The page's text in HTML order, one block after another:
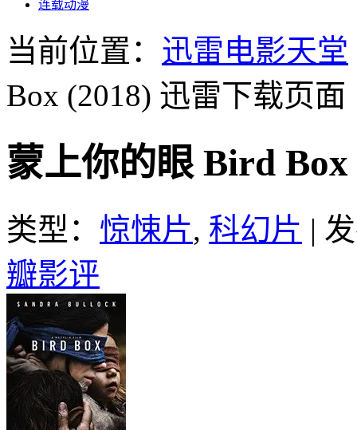
连载动漫
当前位置： 迅雷电影天堂
Box (2018) 迅雷下载页面
蒙上你的眼 Bird
类型： 惊悚片, 科幻片 |
瓣影评